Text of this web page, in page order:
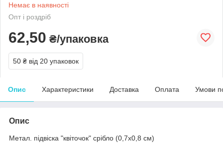
Немає в наявності
Опт і роздріб
62,50 ₴/упаковка
50 ₴ від 20 упаковок
Опис Характеристики Доставка Оплата Умови
Опис
Метал. підвіска "квіточок" срібло (0,7х0,8 см)